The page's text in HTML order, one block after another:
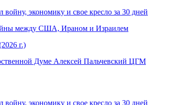
экономику и свое кресло за 30 дней
между США, Ираном и Израилем
г.)
Думе Алексей Пальчевский ЦГМ
экономику и свое кресло за 30 дней